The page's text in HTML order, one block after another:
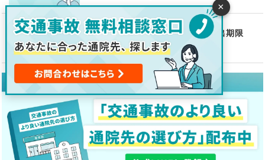
交通事故の診断書のもらい方と提出期限
【弁護士監修】
×